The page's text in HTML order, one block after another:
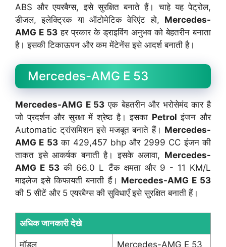
ABS और एयरबैग्स, इसे सुरक्षित बनाते हैं। चाहे यह पेट्रोल,
डीजल, इलेक्ट्रिक या ऑटोमेटिक वेरिएंट हो, Mercedes-
AMG E 53हर प्रकार के ड्राइविंग अनुभव को बेहतरीन बनाता
है। इसकी टिकाऊपन और कम मेंटेनेंस इसे आदर्श बनाती है।
Mercedes-AMG E 53
Mercedes-AMG E 53 एक बेहतरीन और भरोसेमंद कार है
जो प्रदर्शन और सुरक्षा में श्रेष्ठ है। इसका Petrol इंजन और
Automatic ट्रांसमिशन इसे मजबूत बनाते हैं। Mercedes-
AMG E 53का 429,457 bhp और 2999 CC इंजन की
ताकत इसे आकर्षक बनाती है। इसके अलावा, Mercedes-
AMG E 53 की 66.0 L टैंक क्षमता और 9 - 11 KM/L
माइलेज इसे किफायती बनाती हैं। Mercedes-AMG E 53
की 5 सीटें और 5 एयरबैग्स की सुविधाएँ इसे सुरक्षित बनाती हैं।
अधिक जानकारी देखे
मॉडल Mercedes-AMG E 53